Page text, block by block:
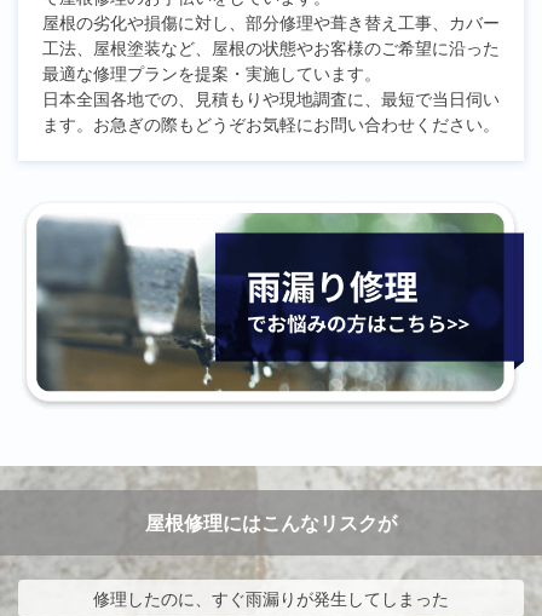
屋根の劣化や損傷に対し、部分修理や葺き替え工事、カバー
工法、屋根塗装など、屋根の状態やお客様のご希望に沿った
最適な修理プランを提案・実施しています。
日本全国各地での、見積もりや現地調査に、最短で当日伺い
ます。お急ぎの際もどうぞお気軽にお問い合わせください。
屋根修理にはこんなリスクが
修理したのに、すぐ雨漏りが発生してしまった